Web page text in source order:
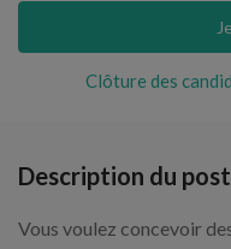
Clôture des
Description du
Vous voulez concevoir